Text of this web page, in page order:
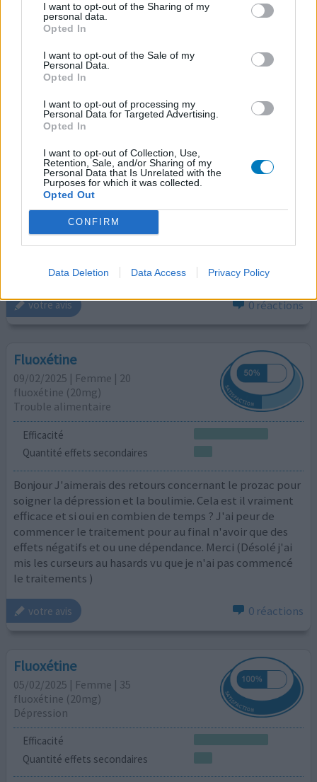
I want to opt-out of the Sharing of my
personal data.
Opted In
I want to opt-out of the Sale of my
Personal Data.
Opted In
I want to opt-out of processing my
Personal Data for Targeted Advertising.
Opted In
I want to opt-out of Collection, Use,
Retention, Sale, and/or Sharing of my
Personal Data that Is Unrelated with the
Purposes for which it was collected.
Opted Out
CONFIRM
Data Deletion Data Access Privacy Policy
07/06/2025 | Femme | 27
fluoxétine (10mg)
Troubles d'angoisse
Efficacité
Quantité effets secondaires
Effets indésirables
mal de tête aigu
tremblements des mains
Je l'ai pris par le passé, après avoir essayé un autre qui
n'allait pas (Venlafaxine en 37,5 mg /essaie de très courte
durée pour celui-ci : moins d'une semaine). C'est la
molécule qui me convient le mieux. Je n'ai jamais pris
plus de 20mg/jour et je préfère le prendre en fin de
Raison de la prise : troubles dépress
...lire la suite
votre avis 0 réactions
Fluoxétine
09/02/2025 | Femme | 20
fluoxétine (20mg)
Trouble alimentaire
Efficacité
Quantité effets secondaires
Bonjour J'aimerais des retours concernant le prozac pour
soigner la dépression et la boulimie. Cela est il vraiment
efficace et si oui en combien de temps ? J'ai peur de
commencer le traitement pour au final n'avoir que des
effets négatifs et ou une dépendance. Merci (Désolé j'ai
mis les curseurs au hasards vu que je n'ai pas commencé
le traitements )
votre avis 0 réactions
Fluoxétine
05/02/2025 | Femme | 35
fluoxétine (20mg)
Dépression
Efficacité
Quantité effets secondaires